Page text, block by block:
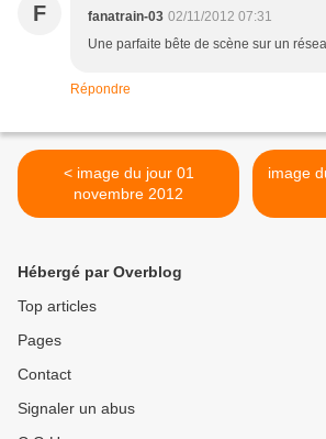
F fanatrain-03 02/11/2012 07:31
Une parfaite bête de scène sur un
Répondre
< image du jour 01
novembre 2012
image
Hébergé par Overblog
Top articles
Pages
Contact
Signaler un abus